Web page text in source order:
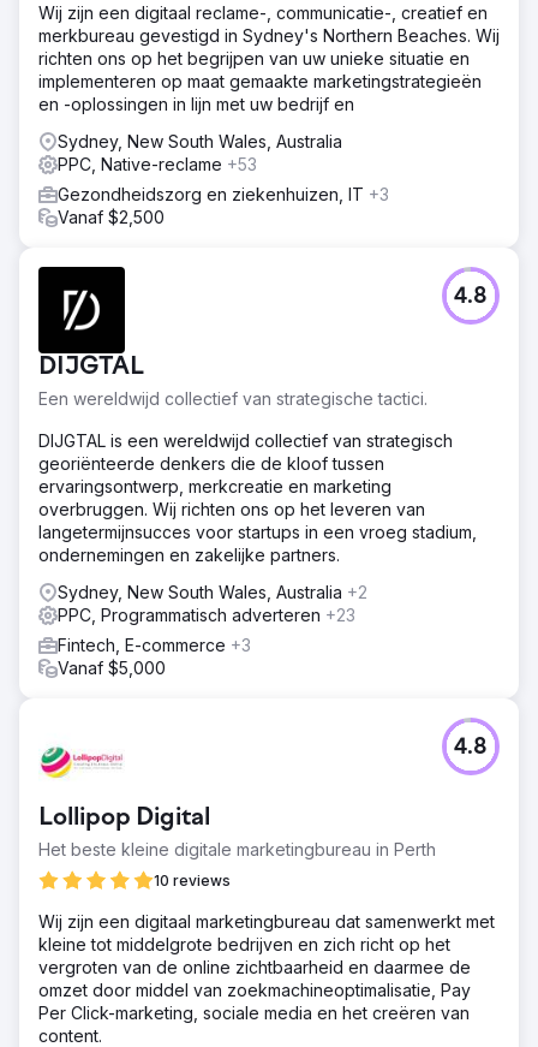
Wij zijn een digitaal reclame-, communicatie-, creatief en
merkbureau gevestigd in Sydney's Northern Beaches. Wij
richten ons op het begrijpen van uw unieke situatie en
implementeren op maat gemaakte marketingstrategieën
en -oplossingen in lijn met uw bedrijf en
Sydney, New South Wales, Australia
PPC, Native-reclame +53
Gezondheidszorg en ziekenhuizen, IT +3
Vanaf $2,500
DIJGTAL
Een wereldwijd collectief van strategische tactici.
4.8
DIJGTAL is een wereldwijd collectief van strategisch
georiënteerde denkers die de kloof tussen
ervaringsontwerp, merkcreatie en marketing
overbruggen. Wij richten ons op het leveren van
langetermijnsucces voor startups in een vroeg stadium,
ondernemingen en zakelijke partners.
Sydney, New South Wales, Australia +2
PPC, Programmatisch adverteren +23
Fintech, E-commerce +3
Vanaf $5,000
Lollipop Digital
Het beste kleine digitale marketingbureau in Perth
10 reviews
4.8
Wij zijn een digitaal marketingbureau dat samenwerkt met
kleine tot middelgrote bedrijven en zich richt op het
vergroten van de online zichtbaarheid en daarmee de
omzet door middel van zoekmachineoptimalisatie, Pay
Per Click-marketing, sociale media en het creëren van
content.